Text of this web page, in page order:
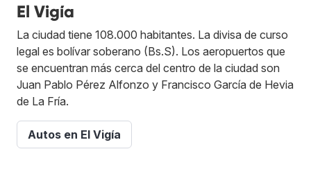
El Vigía
La ciudad tiene 108.000 habitantes. La divisa de curso
legal es bolívar soberano (Bs.S). Los aeropuertos que
se encuentran más cerca del centro de la ciudad son
Juan Pablo Pérez Alfonzo y Francisco García de Hevia
de La Fría.
Autos en El Vigía